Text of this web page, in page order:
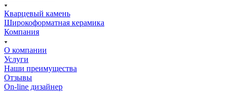
Кварцевый камень
Широкоформатная керамика
Компания
О компании
Услуги
Наши преимущества
Отзывы
On-line дизайнер